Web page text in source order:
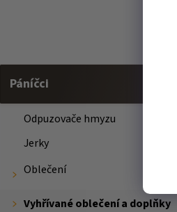
Páníčci
Odpuzovače hmyzu
Jerky
Oblečení
Vyhřívané oblečení a doplňky